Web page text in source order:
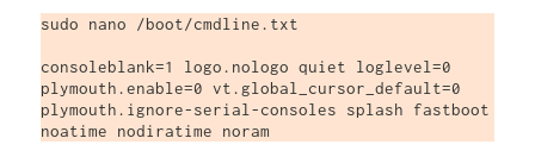
sudo nano /boot/cmdline.txt
consoleblank=1 logo.nologo quiet loglevel=0
plymouth.enable=0 vt.global_cursor_default=0
plymouth.ignore-serial-consoles splash fastboot
noatime nodiratime noram